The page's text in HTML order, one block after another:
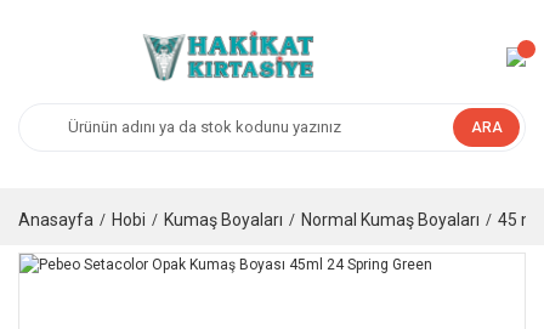
ARA
Anasayfa Hobi Kumaş Boyaları Normal Kumaş Boyaları 45 ml